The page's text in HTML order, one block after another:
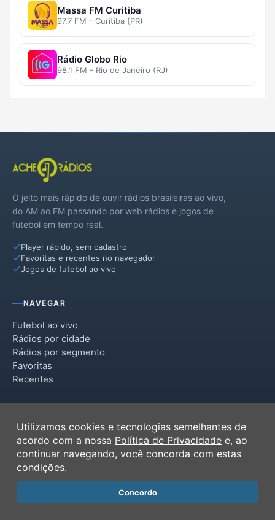
Massa FM Curitiba
97.7 FM - Curitiba (PR)
Rádio Globo Rio
98.1 FM - Rio de Janeiro (RJ)
O jeito mais rápido de ouvir rádios brasileiras ao vivo,
do AM ao FM passando por web rádios e jogos de
futebol em tempo real.
Player rápido, sem cadastro
Favoritas e recentes no navegador
Jogos de futebol ao vivo
NAVEGAR
Futebol ao vivo
Rádios por cidade
Rádios por segmento
Favoritas
Recentes
Termos de Uso
Política de Privacidade
Ferramentas
Contato
Utilizamos cookies e tecnologias semelhantes de
acordo com a nossa Política de Privacidade e, ao
continuar navegando, você concorda com estas
condições.
Concordo